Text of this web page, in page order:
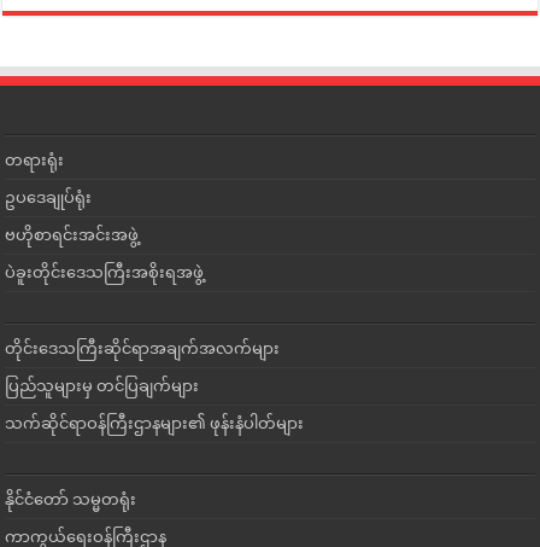
တရားရုံး
ဥပဒေချုပ်ရုံး
ဗဟိုစာရင်းအင်းအဖွဲ့
ပဲခူးတိုင်းဒေသကြီးအစိုးရအဖွဲ့
တိုင်းဒေသကြီးဆိုင်ရာအချက်အလက်များ
ပြည်သူများမှ တင်ပြချက်များ
သက်ဆိုင်ရာဝန်ကြီးဌာနများ၏ ဖုန်းနံပါတ်များ
နိုင်ငံတော် သမ္မတရုံး
ကာကွယ်ရေးဝန်ကြီးဌာန